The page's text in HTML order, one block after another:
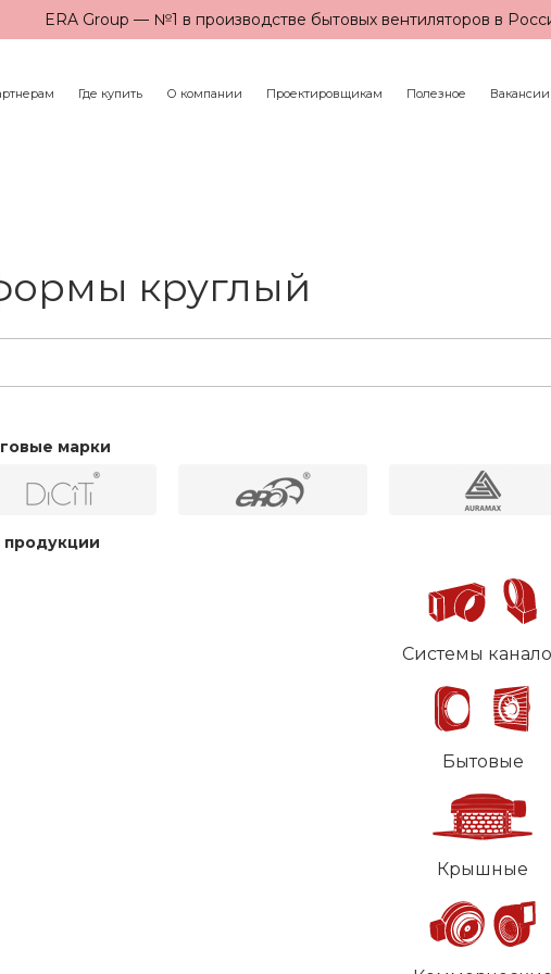
ERA Group — №1 в производстве бытовых вентиляторов в
Где купить О компании Проектировщикам Полезное Вакансии
круглый
марки
продукции
Системы
Бытовые
Крышные